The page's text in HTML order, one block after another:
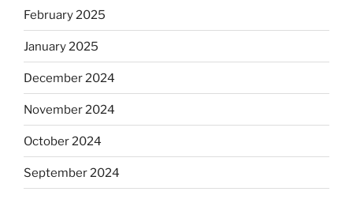
February 2025
January 2025
December 2024
November 2024
October 2024
September 2024